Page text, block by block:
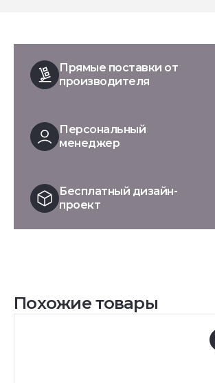
Прямые поставки от
производителя
Персональный
менеджер
Бесплатный дизайн-
проект
Похожие товары